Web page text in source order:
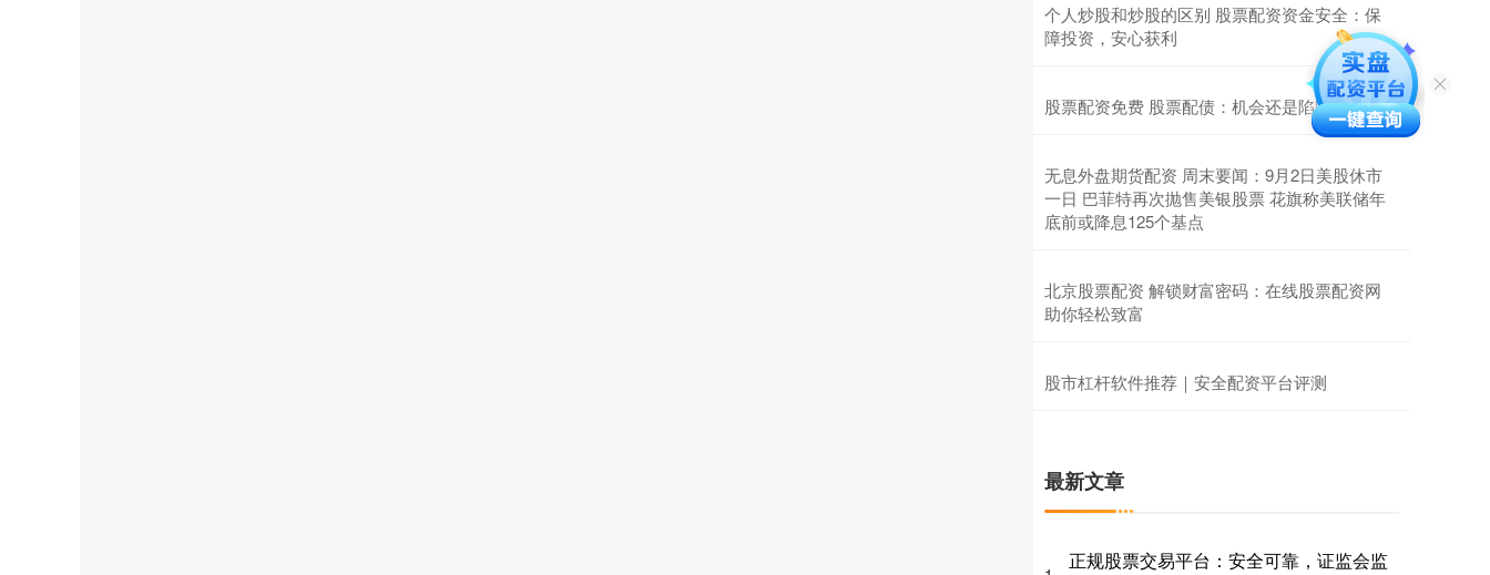
个人炒股和炒股的区别 股票配资资金安全：保
障投资，安心获利
股票配资免费 股票配债：机会还是陷阱？
无息外盘期货配资 周末要闻：9月2日美股休市
一日 巴菲特再次抛售美银股票 花旗称美联储年
底前或降息125个基点
北京股票配资 解锁财富密码：在线股票配资网
助你轻松致富
股市杠杆软件推荐｜安全配资平台评测
最新文章
正规股票交易平台：安全可靠，证监会监